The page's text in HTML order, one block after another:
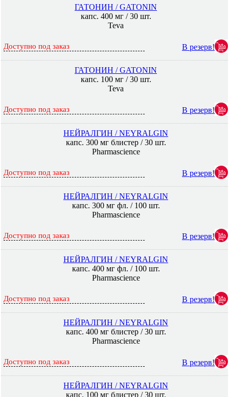
ГАТОНИН / GATONIN
капс. 400 мг / 30 шт.
Teva
Доступно под заказ В резерв!
ГАТОНИН / GATONIN
капс. 100 мг / 30 шт.
Teva
Доступно под заказ В резерв!
НЕЙРАЛГИН / NEYRALGIN
капс. 300 мг блистер / 30 шт.
Pharmascience
Доступно под заказ В резерв!
НЕЙРАЛГИН / NEYRALGIN
капс. 300 мг фл. / 100 шт.
Pharmascience
Доступно под заказ В резерв!
НЕЙРАЛГИН / NEYRALGIN
капс. 400 мг фл. / 100 шт.
Pharmascience
Доступно под заказ В резерв!
НЕЙРАЛГИН / NEYRALGIN
капс. 400 мг блистер / 30 шт.
Pharmascience
Доступно под заказ В резерв!
НЕЙРАЛГИН / NEYRALGIN
капс. 100 мг блистер / 30 шт.